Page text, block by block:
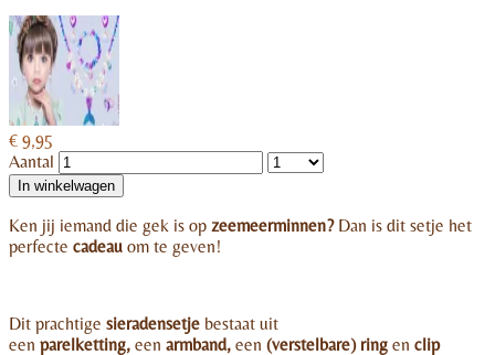
€ 9,95
Aantal
In winkelwagen
Ken jij iemand die gek is op zeemeerminnen? Dan is dit setje het
perfecte cadeau om te geven!
Dit prachtige sieradensetje bestaat uit
een parelketting, een armband, een (verstelbare) ring en clip